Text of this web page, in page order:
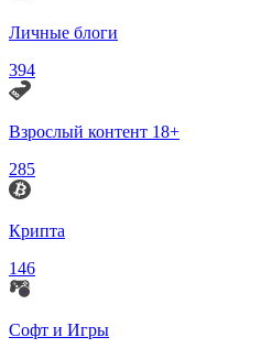
Личные блоги
394
Взрослый контент 18+
285
Крипта
146
Софт и Игры